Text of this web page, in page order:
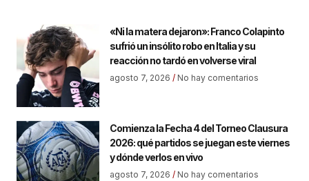
«Ni la matera dejaron»: Franco Colapinto
sufrió un insólito robo en Italia y su
reacción no tardó en volverse viral
agosto 7, 2026 No hay comentarios
Comienza la Fecha 4 del Torneo Clausura
2026: qué partidos se juegan este viernes
y dónde verlos en vivo
agosto 7, 2026 No hay comentarios